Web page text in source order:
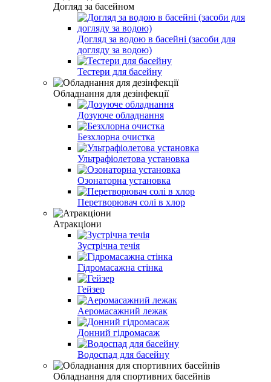
Догляд за басейном
Догляд за водою в басейні (засоби для
догляду за водою)
Тестери для басейну
Обладнання для дезінфекції
Дозуюче обладнання
Безхлорна очистка
Ультрафіолетова установка
Озонаторна установка
Перетворювач солі в хлор
Атракціони
Зустрічна течія
Гідромасажна стінка
Гейзер
Аеромасажний лежак
Донний гідромасаж
Водоспад для басейну
Обладнання для спортивних басейнів